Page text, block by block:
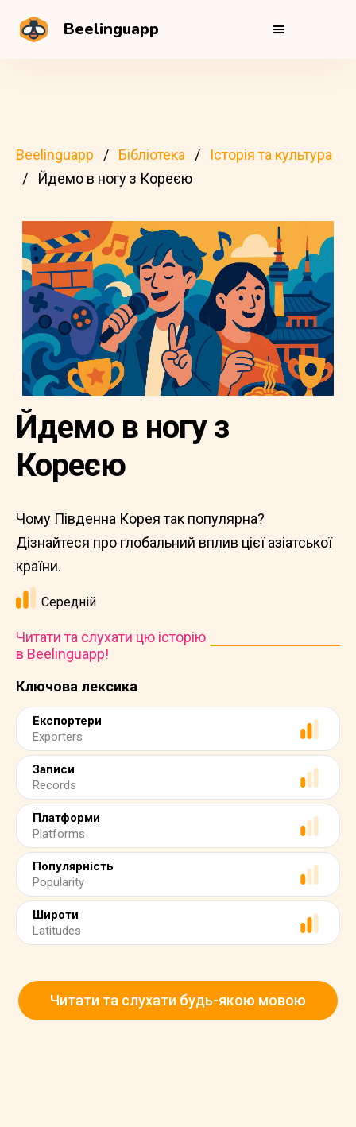
Beelinguapp
Beelinguapp Бібліотека
Історія та культура
Йдемо в ногу з Кореєю
Ключова лексика
Експортери
Exporters
Записи
Records
Платформи
Platforms
Популярність
Popularity
Широти
Latitudes
Йдемо в ногу з
Кореєю
Чому Південна Корея так популярна?
Дізнайтеся про глобальний вплив цієї азіатської
країни.
Середній
Читати та слухати цю історію
в Beelinguapp!
Читати та слухати будь-якою мовою